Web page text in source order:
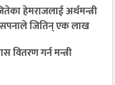
हेमराजलाई अर्थमन्त्री
जितिन् एक लाख
वितरण गर्न मन्त्री